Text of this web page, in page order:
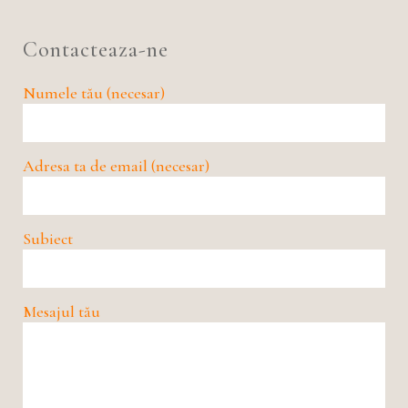
Contacteaza-ne
Numele tău (necesar)
Adresa ta de email (necesar)
Subiect
Mesajul tău